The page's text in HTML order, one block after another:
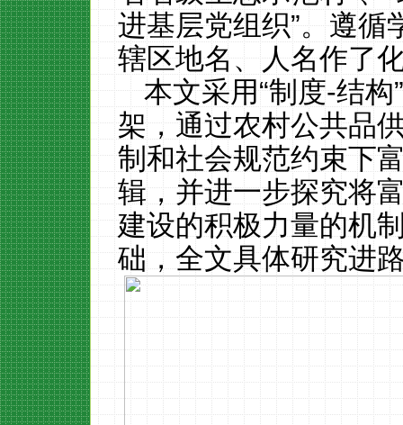
进基层党组织”。遵循
辖区地名、人名作了
本文采用“制度-结构
架，通过农村公共品
制和社会规范约束下
辑，并进一步探究将
建设的积极力量的机
础，全文具体研究进